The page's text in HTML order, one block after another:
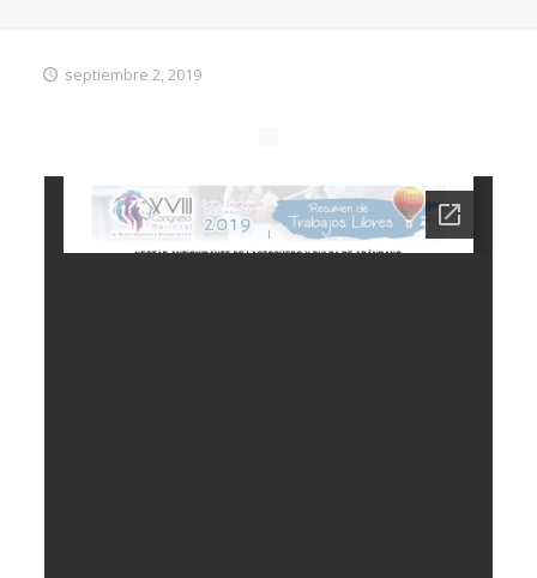
septiembre 2, 2019